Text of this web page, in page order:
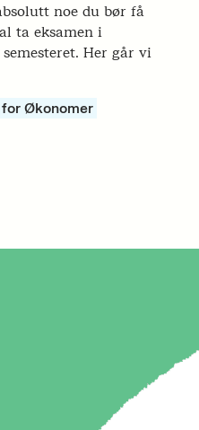
noe du bør få
ta eksamen i
Her går vi
Økonomer